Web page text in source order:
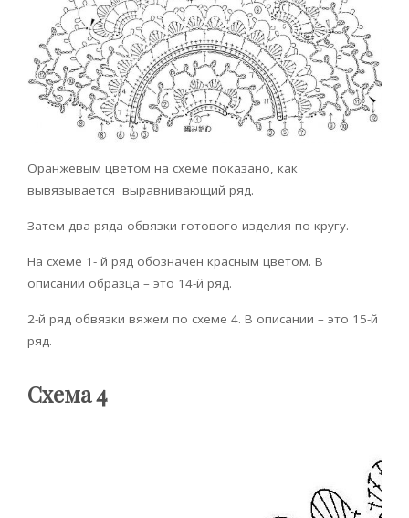
Оранжевым цветом на схеме показано, как
вывязывается выравнивающий ряд.
Затем два ряда обвязки готового изделия по кругу.
На схеме 1- й ряд обозначен красным цветом. В
описании образца – это 14-й ряд.
2-й ряд обвязки вяжем по схеме 4. В описании – это 15-й
ряд.
Схема 4